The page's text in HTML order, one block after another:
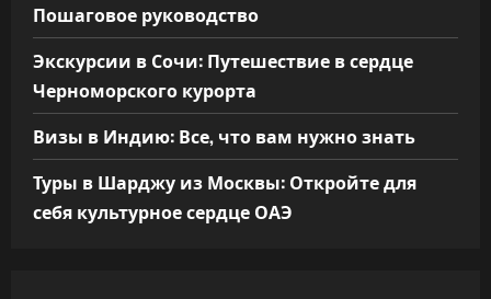
Пошаговое руководство
Экскурсии в Сочи: Путешествие в сердце
Черноморского курорта
Визы в Индию: Все, что вам нужно знать
Туры в Шарджу из Москвы: Откройте для
себя культурное сердце ОАЭ